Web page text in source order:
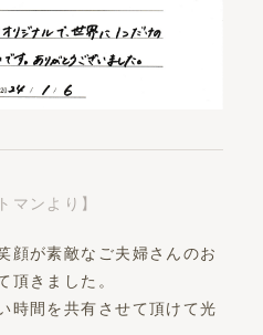
マンより】
顔が素敵なご夫婦さんのお
頂きました。
時間を共有させて頂けて光